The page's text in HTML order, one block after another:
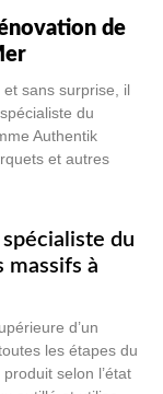
de
sans surprise, il
du
Authentik
et autres
spécialiste du
massifs à
d’un
les étapes du
selon l’état